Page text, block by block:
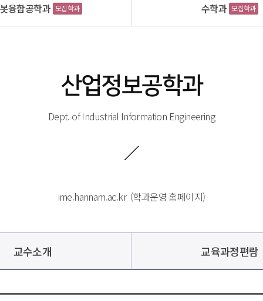
융합공학과 모집학과 수학과 모집학과
산업정보공학과
Dept. of Industrial Information Engineering
ime.hannam.ac.kr (학과운영 홈페이지)
교수소개 교육과정편람